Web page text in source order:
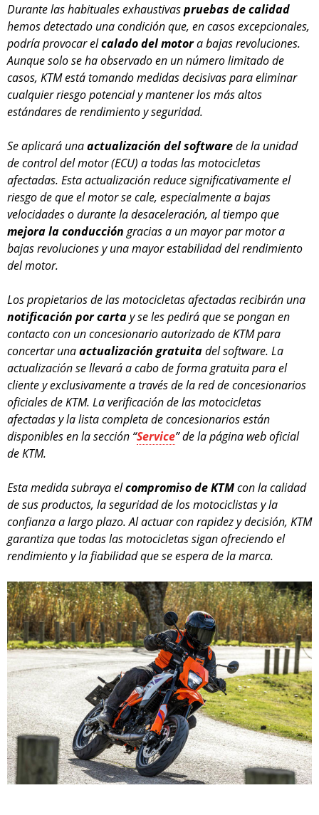
Durante las habituales exhaustivaspruebas de calidad
hemos detectado una condición que, en casos excepcionales,
podría provocar elcalado del motora bajas revoluciones.
Aunque solo se ha observado en un número limitado de
casos, KTM está tomando medidas decisivas para eliminar
cualquier riesgo potencial y mantener los más altos
estándares de rendimiento y seguridad.
Se aplicará unaactualización del softwarede la unidad
de control del motor (ECU) a todas las motocicletas
afectadas. Esta actualización reduce significativamente el
riesgo de que el motor se cale, especialmente a bajas
velocidades o durante la desaceleración, al tiempo que
mejora la conducción gracias a un mayor par motor a
bajas revoluciones y una mayor estabilidad del rendimiento
del motor.
Los propietarios de las motocicletas afectadas recibirán una
notificación por cartay se les pedirá que se pongan en
contacto con un concesionario autorizado de KTM para
concertar unaactualización gratuitadel software. La
actualización se llevará a cabo de forma gratuita para el
cliente y exclusivamente a través de la red de concesionarios
oficiales de KTM. La verificación de las motocicletas
afectadas y la lista completa de concesionarios están
disponibles en la sección “Service” de la página web oficial
de KTM.
Esta medida subraya elcompromiso de KTMcon la calidad
de sus productos, la seguridad de los motociclistas y la
confianza a largo plazo. Al actuar con rapidez y decisión, KTM
garantiza que todas las motocicletas sigan ofreciendo el
rendimiento y la fiabilidad que se espera de la marca.